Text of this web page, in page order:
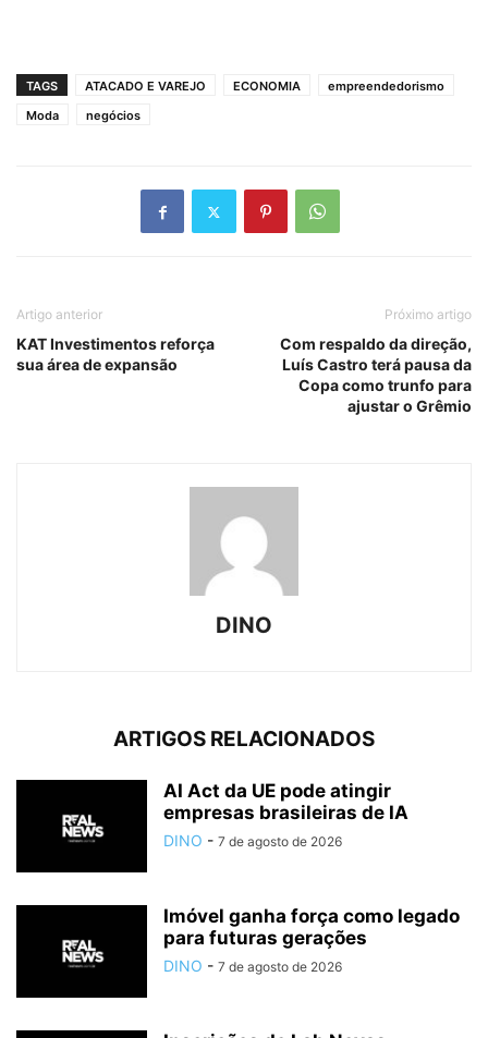
TAGS ATACADO E VAREJO ECONOMIA
empreendedorismo
Moda
negócios
Artigo anterior
KAT Investimentos reforça
sua área de expansão
Próximo artigo
Com respaldo da direção,
Luís Castro terá pausa da
Copa como trunfo para
ajustar o Grêmio
DINO
ARTIGOS RELACIONADOS
AI Act da UE pode atingir
empresas brasileiras de IA
DINO - 7 de agosto de 2026
Imóvel ganha força como legado
para futuras gerações
DINO - 7 de agosto de 2026